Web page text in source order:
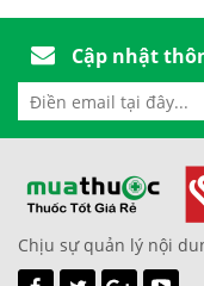
Cập nhật
Chịu sự quản lý nội